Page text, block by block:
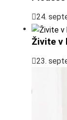
24.
Živite v
23.